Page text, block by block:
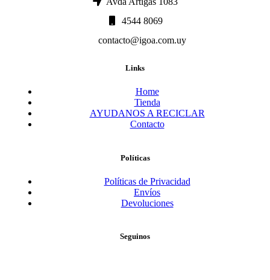
4544 8069
contacto@igoa.com.uy
Links
Home
Tienda
AYUDANOS A RECICLAR
Contacto
Políticas
Políticas de Privacidad
Envíos
Devoluciones
Seguinos